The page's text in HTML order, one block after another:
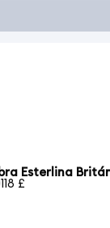
Esterlina
£